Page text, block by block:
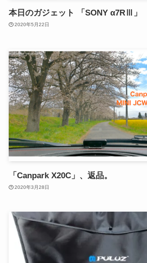
本日のガジェット 「SONY α7RⅢ」
2020年5月22日
「Canpark X20C」、返品。
2020年3月28日